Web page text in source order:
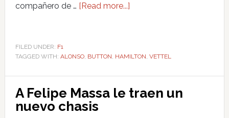
compañero de … [Read more...]
FILED UNDER: F1
TAGGED WITH: ALONSO, BUTTON HAMILTON VETTEL
A Felipe Massa le traen un
nuevo chasis